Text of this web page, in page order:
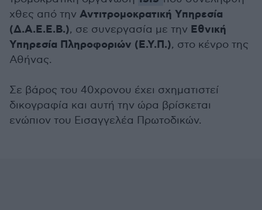
χθες από την Αντιτρομοκρατική Υπηρεσία
(Δ.Α.Ε.Ε.Β.), σε συνεργασία με την Εθνική
Υπηρεσία Πληροφοριών (Ε.Υ.Π.), στο κένρο της
Αθήνας.
Σε βάρος του 40χρονου έχει σχηματιστεί
δικογραφία και αυτή την ώρα βρίσκεται
ενώπιον του Εισαγγελέα Πρωτοδικών.